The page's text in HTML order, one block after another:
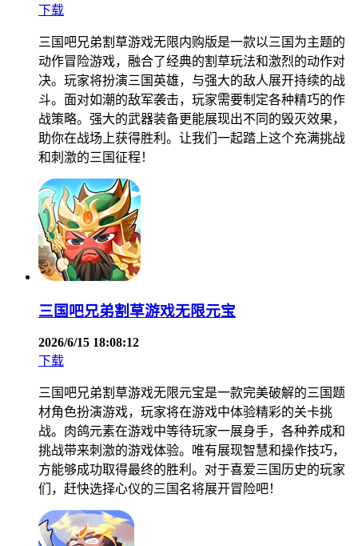
下载
三国吧兄弟割草游戏无限内购版是一款以三国为主题的
动作冒险游戏，融合了经典的割草玩法和激烈的动作对
决。玩家将扮演三国英雄，与强大的敌人展开持续的战
斗。面对如潮的敌军袭击，玩家需要制定各种精巧的作
战策略。强大的武器装备更能展现出不同的毁灭效果，
助你在战场上获得胜利。让我们一起踏上这个充满挑战
和刺激的三国征程！
三国吧兄弟割草游戏无限元宝
2026/6/15 18:08:12
下载
三国吧兄弟割草游戏无限元宝是一款完美破解的三国题
材角色扮演游戏，玩家将在游戏中体验精彩的关卡挑
战。肉鸽元素在游戏中等待玩家一展身手，各种养成和
挑战带来刺激的游戏体验。唯有展现智慧和操作技巧，
方能够成功取得最终的胜利。对于喜爱三国历史的玩家
们，赶快选择心仪的三国名将展开冒险吧！